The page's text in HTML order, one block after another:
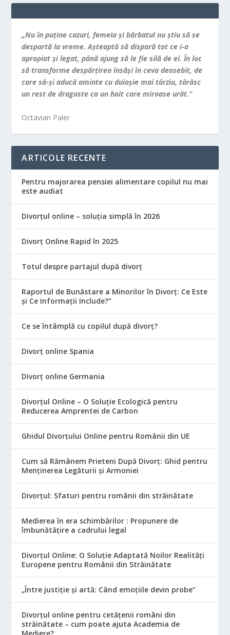
„Nu în puţine cazuri, femeia şi bărbatul nu ştiu să se
despartă la vreme. Aşteaptă să dispară tot ce i-a
apropiat şi legat, până ajung să le fie silă de ei. În loc
să transforme despărţirea însăşi în ceva deosebit, de
care să-şi aducă aminte cu duioşie mai târziu, târăsc
un rest de dragoste ca un hoit care miroase urât.”
Octavian Paler
ARTICOLE RECENTE
Pentru majorarea pensiei alimentare copilul nu mai
este audiat
Divorțul online – soluția simplă în 2026
Divorț Online Rapid în 2025
Totul despre partajul după divorț
Raportul de Bunăstare a Minorilor în Divorț: Ce Este
și Ce Informații Include?”
Ce se întâmplă cu copilul după divorț?
Divorț online Spania
Divorț online Germania
Divorțul Online – O Soluție Ecologică pentru
Reducerea Amprentei de Carbon
Ghidul Divorțului Online pentru Românii din UE
Cum să Rămânem Prieteni După Divorț: Ghid pentru
Menținerea Legăturii și Armoniei
Divorțul: Sfaturi pentru românii din străinătate
Medierea în era schimbărilor : Propunere de
îmbunătățire a cadrului legal
Divorțul Online: O Soluție Adaptată Noilor Realități
Europene pentru Românii din Străinătate
„Între justiție și artă: Când emoțiile devin probe”
Divorțul online pentru cetățenii români din
străinătate – cum poate ajuta Academia de